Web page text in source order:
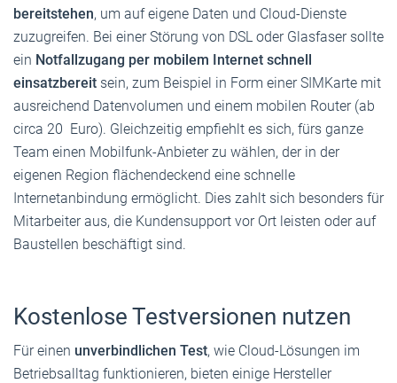
bereitstehen, um auf eigene Daten und Cloud-Dienste
zuzugreifen. Bei einer Störung von DSL oder Glasfaser sollte
ein Notfallzugang per mobilem Internet schnell
einsatzbereit sein, zum Beispiel in Form einer SIMKarte mit
ausreichend Datenvolumen und einem mobilen Router (ab
circa 20 Euro). Gleichzeitig empfiehlt es sich, fürs ganze
Team einen Mobilfunk-Anbieter zu wählen, der in der
eigenen Region flächendeckend eine schnelle
Internetanbindung ermöglicht. Dies zahlt sich besonders für
Mitarbeiter aus, die Kundensupport vor Ort leisten oder auf
Baustellen beschäftigt sind.
Kostenlose Testversionen nutzen
Für einen unverbindlichen Test, wie Cloud-Lösungen im
Betriebsalltag funktionieren, bieten einige Hersteller